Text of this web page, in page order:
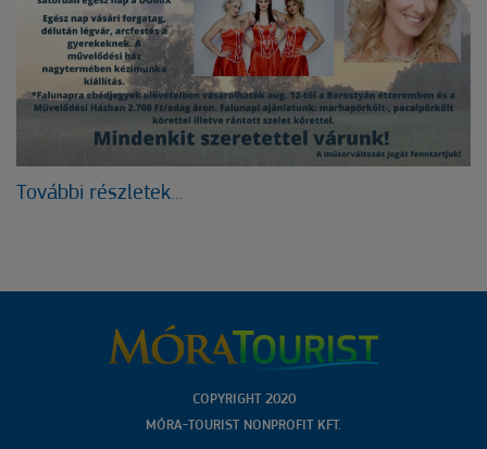
További részletek...
COPYRIGHT 2020
MÓRA-TOURIST NONPROFIT KFT.